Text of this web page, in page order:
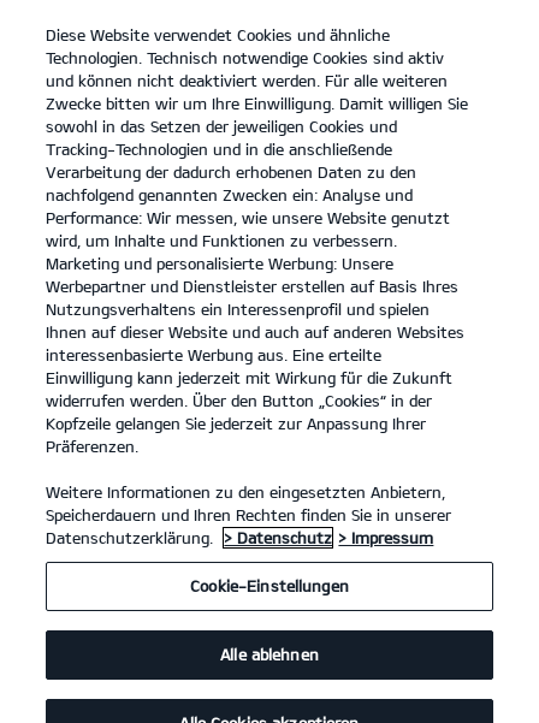
open
menu
KONTAKT
Laden mit Kia Charge
LADEN MIT KIA CHARGE
Diese Website verwendet Cookies und ähnliche
Technologien. Technisch notwendige Cookies sind aktiv
und können nicht deaktiviert werden. Für alle weiteren
Zwecke bitten wir um Ihre Einwilligung. Damit willigen Sie
sowohl in das Setzen der jeweiligen Cookies und
Tracking-Technologien und in die anschließende
Verarbeitung der dadurch erhobenen Daten zu den
nachfolgend genannten Zwecken ein: Analyse und
Performance: Wir messen, wie unsere Website genutzt
wird, um Inhalte und Funktionen zu verbessern.
Marketing und personalisierte Werbung: Unsere
Werbepartner und Dienstleister erstellen auf Basis Ihres
Nutzungsverhaltens ein Interessenprofil und spielen
Ihnen auf dieser Website und auch auf anderen Websites
interessenbasierte Werbung aus. Eine erteilte
Einwilligung kann jederzeit mit Wirkung für die Zukunft
widerrufen werden. Über den Button „Cookies“ in der
Kopfzeile gelangen Sie jederzeit zur Anpassung Ihrer
Präferenzen.
Weitere Informationen zu den eingesetzten Anbietern,
Speicherdauern und Ihren Rechten finden Sie in unserer
Datenschutzerklärung.
> Datenschutz > Impressum
Cookie-Einstellungen
Alle ablehnen